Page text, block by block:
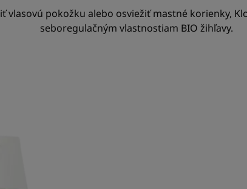
vlasovú pokožku alebo osviežiť mastné korienky,
seboregulačným vlastnostiam BIO žihľavy.